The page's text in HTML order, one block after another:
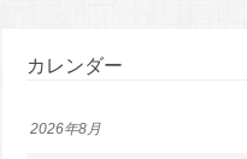
カレンダー
2026年8月